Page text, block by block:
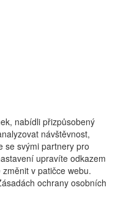
nabídli přizpůsobený
návštěvnost,
se svými partnery pro
upravíte odkazem
v patičce webu.
ochrany osobních